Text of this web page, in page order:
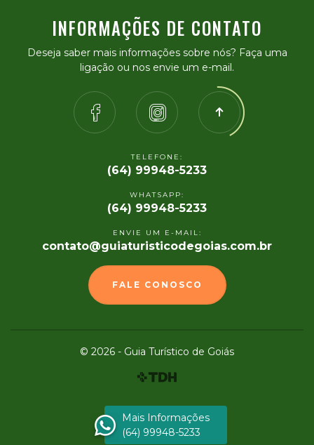
INFORMAÇÕES DE CONTATO
Deseja saber mais informações sobre nós? Faça uma
ligação ou nos envie um e-mail.
TELEFONE:
(64) 99948-5233
WHATSAPP:
(64) 99948-5233
ENVIE UM E-MAIL:
contato@guiaturisticodegoias.com.br
FALE CONOSCO
© 2026 - Guia Turístico de Goiás
Mais Informações
(64) 99948-5233